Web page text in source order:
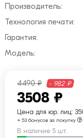
Производитель:
Технология печати:
Гарантия:
Модель:
4490 ₽ - 982 ₽
3508 ₽
Цена для юр. лиц:
+ 53 бонусов за покупку
В наличие 5 шт.